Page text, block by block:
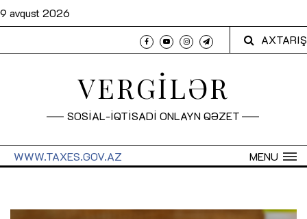
9 avqust 2026
AXTARIŞ
VERGİLƏR
SOSİAL-İQTİSADİ ONLAYN QƏZET
MENU
WWW.TAXES.GOV.AZ